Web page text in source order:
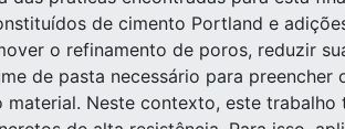
de cimento Portland e
o refinamento de poros, reduzir
de pasta necessário para
material. Neste contexto, este